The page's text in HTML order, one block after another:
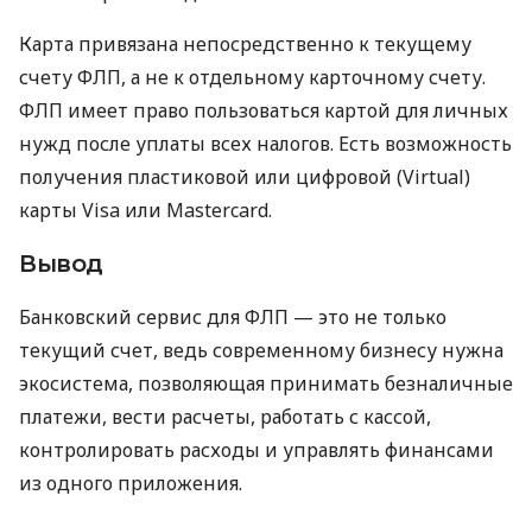
Карта привязана непосредственно к текущему
счету ФЛП, а не к отдельному карточному счету.
ФЛП имеет право пользоваться картой для личных
нужд после уплаты всех налогов. Есть возможность
получения пластиковой или цифровой (Virtual)
карты Visa или Mastercard.
Вывод
Банковский сервис для ФЛП — это не только
текущий счет, ведь современному бизнесу нужна
экосистема, позволяющая принимать безналичные
платежи, вести расчеты, работать с кассой,
контролировать расходы и управлять финансами
из одного приложения.